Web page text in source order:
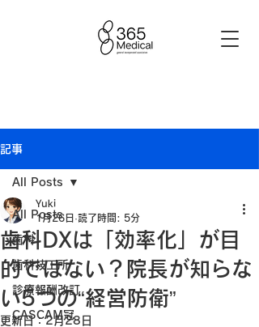
記事
All Posts
歯科
歯科技工所
診療報酬改訂
CASCAM冠
All Posts
歯科DXは「効率化」が目
的ではない？院長が知らな
い5つの“経営防衛”
Yuki
1月26日 読了時間: 5分
更新日：2月28日